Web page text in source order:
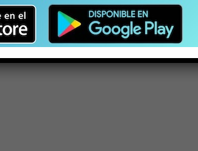
una reunión de teletrabajo con
reunidos y se espera una